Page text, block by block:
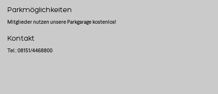
Parkmöglichkeiten
Mitglieder nutzen unsere Parkgarage kostenlos!
Kontakt
Tel.: 08151/4468800